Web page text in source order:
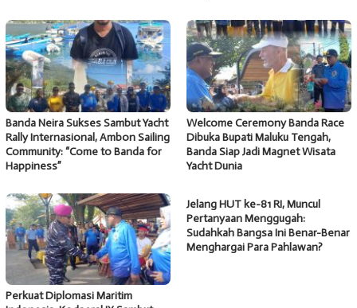
Banda Neira Sukses Sambut Yacht
Rally Internasional, Ambon Sailing
Community: “Come to Banda for
Happiness”
Welcome Ceremony Banda Race
Dibuka Bupati Maluku Tengah,
Banda Siap Jadi Magnet Wisata
Yacht Dunia
Perkuat Diplomasi Maritim
Jelang HUT ke-81 RI, Muncul
Pertanyaan Menggugah:
Sudahkah Bangsa Ini Benar-Benar
Menghargai Para Pahlawan?